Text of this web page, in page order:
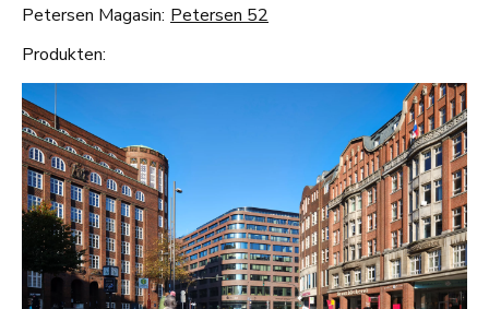
Petersen Magasin: Petersen 52
Produkten: